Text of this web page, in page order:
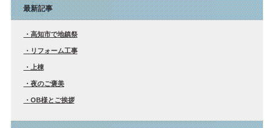
最新記事
高知市で地鎮祭
リフォーム工事
上棟
夜のご褒美
OB様とご挨拶